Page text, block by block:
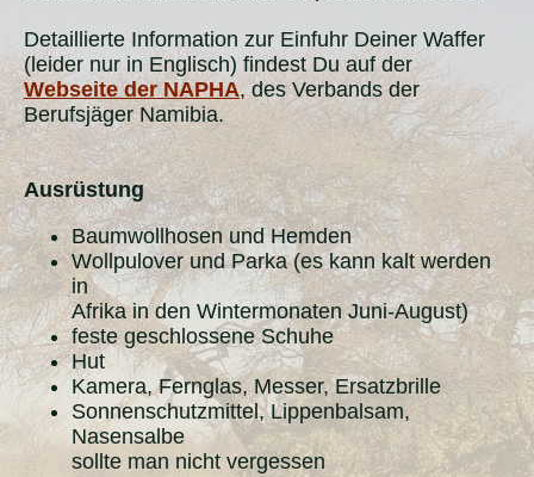
Detaillierte Information zur Einfuhr Deiner Waffer
(leider nur in Englisch) findest Du auf der
Webseite der NAPHA, des Verbands der
Berufsjäger Namibia.
Ausrüstung
Baumwollhosen und Hemden
Wollpulover und Parka (es kann kalt werden
in
Afrika in den Wintermonaten Juni-August)
feste geschlossene Schuhe
Hut
Kamera, Fernglas, Messer, Ersatzbrille
Sonnenschutzmittel, Lippenbalsam,
Nasensalbe
sollte man nicht vergessen